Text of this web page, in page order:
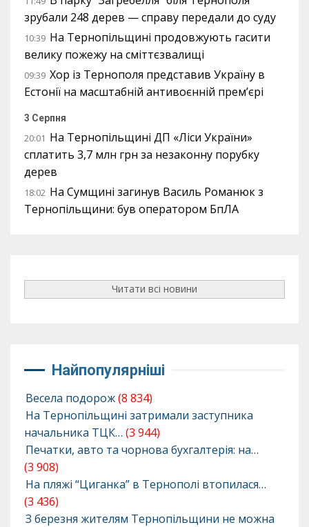
зрубали 248 дерев — справу передали до суду
10:39 На Тернопільщині продовжують гасити
велику пожежу на сміттєзвалищі
09:39 Хор із Тернополя представив Україну в
Естонії на масштабній антивоєнній прем’єрі
3 Серпня
20:01 На Тернопільщині ДП «Ліси України»
сплатить 3,7 млн грн за незаконну порубку
дерев
18:02 На Сумщині загинув Василь Романюк з
Тернопільщини: був оператором БпЛА
Читати всі новини
Найпопулярніші
Весела подорож(8 834)
На Тернопільщині затримали заступника
начальника ТЦК… (3 944)
Печатки, авто та чорнова бухгалтерія: на…
(3 908)
На пляжі “Циганка” в Тернополі втопилася…
(3 436)
З березня жителям Тернопільщини не можна